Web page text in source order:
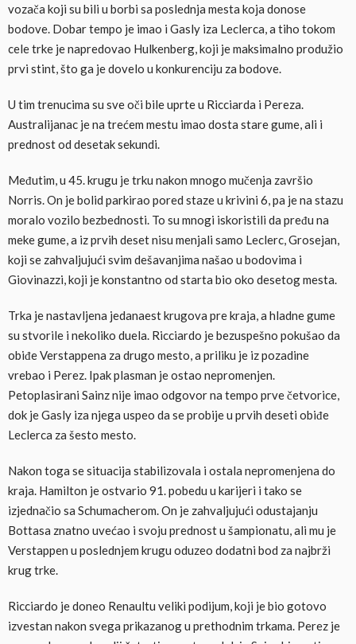
vozača koji su bili u borbi sa poslednja mesta koja donose
bodove. Dobar tempo je imao i Gasly iza Leclerca, a tiho tokom
cele trke je napredovao Hulkenberg, koji je maksimalno produžio
prvi stint, što ga je dovelo u konkurenciju za bodove.
U tim trenucima su sve oči bile uprte u Ricciarda i Pereza.
Australijanac je na trećem mestu imao dosta stare gume, ali i
prednost od desetak sekundi.
Međutim, u 45. krugu je trku nakon mnogo mučenja završio
Norris. On je bolid parkirao pored staze u krivini 6, pa je na stazu
moralo vozilo bezbednosti. To su mnogi iskoristili da pređu na
meke gume, a iz prvih deset nisu menjali samo Leclerc, Grosejan,
koji se zahvaljujući svim dešavanjima našao u bodovima i
Giovinazzi, koji je konstantno od starta bio oko desetog mesta.
Trka je nastavljena jedanaest krugova pre kraja, a hladne gume
su stvorile i nekoliko duela. Ricciardo je bezuspešno pokušao da
obiđe Verstappena za drugo mesto, a priliku je iz pozadine
vrebao i Perez. Ipak plasman je ostao nepromenjen.
Petoplasirani Sainz nije imao odgovor na tempo prve četvorice,
dok je Gasly iza njega uspeo da se probije u prvih deseti obiđe
Leclerca za šesto mesto.
Nakon toga se situacija stabilizovala i ostala nepromenjena do
kraja. Hamilton je ostvario 91. pobedu u karijeri i tako se
izjednačio sa Schumacherom. On je zahvaljujući odustajanju
Bottasa znatno uvećao i svoju prednost u šampionatu, ali mu je
Verstappen u poslednjem krugu oduzeo dodatni bod za najbrži
krug trke.
Ricciardo je doneo Renaultu veliki podijum, koji je bio gotovo
izvestan nakon svega prikazanog u prethodnim trkama. Perez je